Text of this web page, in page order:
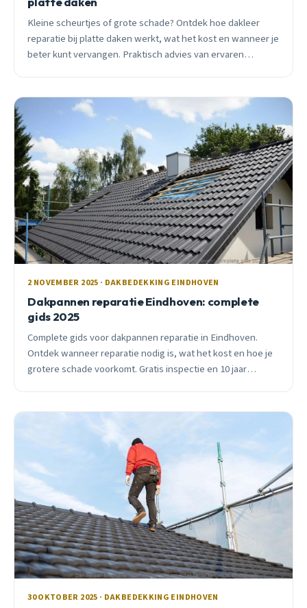
Kleine scheurtjes of grote schade? Ontdek hoe dakleer
reparatie bij platte daken werkt, wat het kost en wanneer je
beter kunt vervangen. Praktisch advies van ervaren
2 NOVEMBER 2025 · DAKBEDEKKING EINDHOVEN
Dakpannen reparatie Eindhoven: complete
gids 2025
Complete gids voor dakpannen reparatie in Eindhoven.
Ontdek wanneer reparatie nodig is, wat het kost en hoe je
grotere schade voorkomt. Gratis inspectie en 10 jaar
30 OKTOBER 2025 · DAKBEDEKKING EINDHOVEN